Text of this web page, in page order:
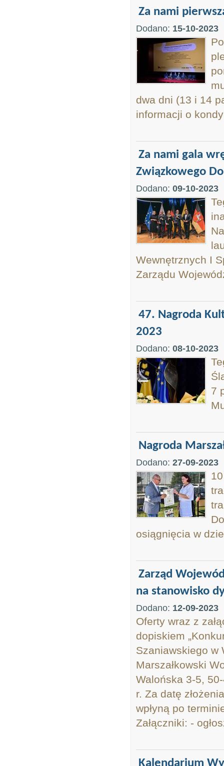
Za nami
Dodano: 15-10-2023
dwa dni (13 i 14
informacji o
Za nami gala
Związkowego
Dodano: 09-10-2023
Wewnętrznych I
Zarządu
47. Nagroda
2023
Dodano: 08-10-2023
7
Nagroda
Dodano: 27-09-2023
osiągnięcia w
Zarząd
na stanowisko
Dodano: 12-09-2023
Oferty wraz z
dopiskiem
Szaniawskiego w
Marszałkowski
Walońska 3-5,
r. Za datę
wpłyną po
Załączniki: -
Kalendarium